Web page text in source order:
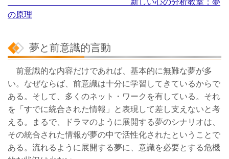
新しい心の分析教室：夢
の原理
夢と前意識的言動
前意識的な内容だけであれば、基本的に無難な夢が多
い。なぜならば、前意識は十分に学習してきているからで
ある。そして、多くのネット・ワークを有している。それ
を「すでに統合された情報」と表現して差し支えないと考
える。まるで、ドラマのように展開する夢のシナリオは、
その統合された情報が夢の中で活性化されたということで
ある。流れるように展開する夢に、意識を必要とする危機